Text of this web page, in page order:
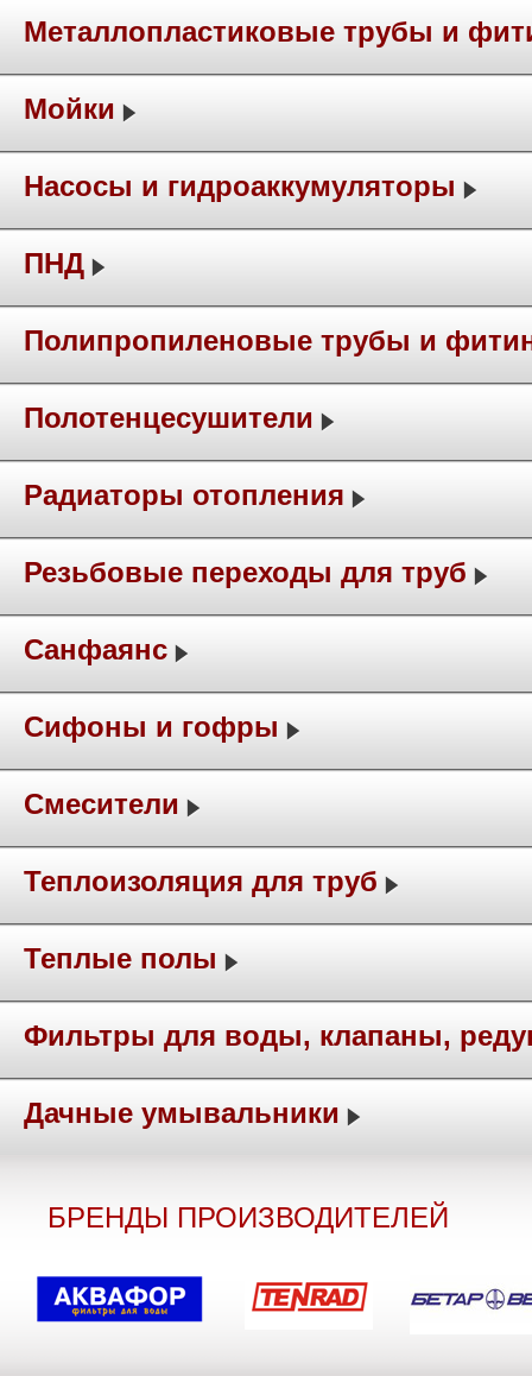
Металлопластиковые трубы и
Мойки
Насосы и гидроаккумуляторы
ПНД
Полипропиленовые трубы и
Полотенцесушители
Радиаторы отопления
Резьбовые переходы для труб
Санфаянс
Сифоны и гофры
Смесители
Теплоизоляция для труб
Теплые полы
Фильтры для воды, клапаны,
Дачные умывальники
БРЕНДЫ ПРОИЗВОДИТЕЛЕЙ